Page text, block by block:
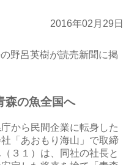
2016年02月29日
野呂英樹が読売新聞に掲
の魚全国へ
から民間企業に転身した
「あおもり海山」で取締
３１）は、同社の社長と